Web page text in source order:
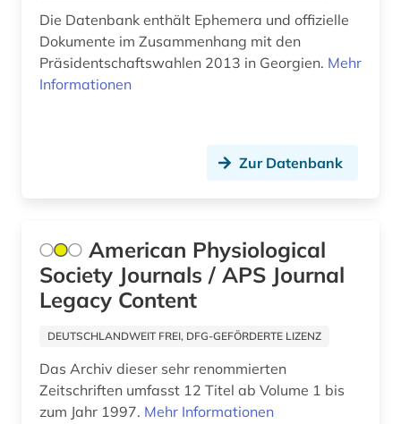
afroamerikaner (5)
afroamerikanische musik (5)
agder (2)
agrarforschung (2)
agrargeschichte (2)
agrarkultur (1)
agrarmarkt (2)
Die Datenbank enthält Ephemera und offizielle
Dokumente im Zusammenhang mit den
Präsidentschaftswahlen 2013 in Georgien. Mehr
Informationen
Zur Datenbank
American Physiological
Society Journals / APS Journal
Legacy Content
DEUTSCHLANDWEIT FREI, DFG-GEFÖRDERTE LIZENZ
Das Archiv dieser sehr renommierten
Zeitschriften umfasst 12 Titel ab Volume 1 bis
zum Jahr 1997. Mehr Informationen